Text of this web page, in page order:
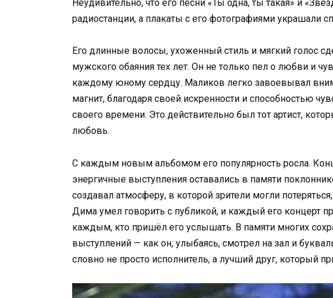
Неудивительно, что его песни «Ты одна, ты такая» и
радиостанции, а плакаты с его фотографиями украшали
Его длинные волосы, ухоженный стиль и мягкий голос
мужского обаяния тех лет. Он не только пел о любви и
каждому юному сердцу. Маликов легко завоевывал
магнит, благодаря своей искренности и способностью
своего времени. Это действительно был тот артист,
любовь.
С каждым новым альбомом его популярность росла.
энергичные выступления оставались в памяти
создавал атмосферу, в которой зрители могли
Дима умел говорить с публикой, и каждый его концерт
каждым, кто пришёл его услышать. В памяти многих
выступлений — как он, улыбаясь, смотрел на зал и
словно не просто исполнитель, а лучший друг, который